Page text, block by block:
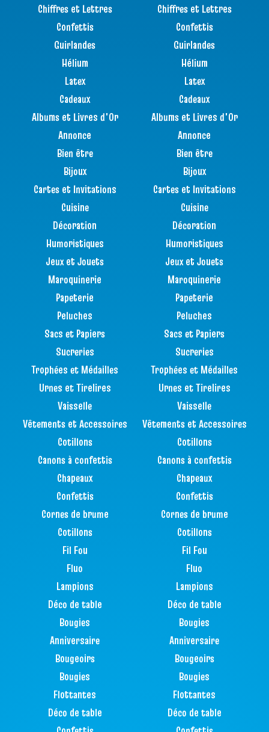
Chiffres et Lettres
Confettis
Guirlandes
Hélium
Latex
Cadeaux
Albums et Livres d'Or
Annonce
Bien être
Bijoux
Cartes et Invitations
Cuisine
Décoration
Humoristiques
Jeux et Jouets
Maroquinerie
Papeterie
Peluches
Sacs et Papiers
Sucreries
Trophées et Médailles
Urnes et Tirelires
Vaisselle
Vêtements et Accessoires
Cotillons
Canons à confettis
Chapeaux
Confettis
Cornes de brume
Cotillons
Fil Fou
Fluo
Lampions
Déco de table
Bougies
Anniversaire
Bougeoirs
Bougies
Flottantes
Déco de table
Chiffres et Lettres
Confettis
Guirlandes
Hélium
Latex
Cadeaux
Albums et Livres d'Or
Annonce
Bien être
Bijoux
Cartes et Invitations
Cuisine
Décoration
Humoristiques
Jeux et Jouets
Maroquinerie
Papeterie
Peluches
Sacs et Papiers
Sucreries
Trophées et Médailles
Urnes et Tirelires
Vaisselle
Vêtements et Accessoires
Cotillons
Canons à confettis
Chapeaux
Confettis
Cornes de brume
Cotillons
Fil Fou
Fluo
Lampions
Déco de table
Bougies
Anniversaire
Bougeoirs
Bougies
Flottantes
Déco de table